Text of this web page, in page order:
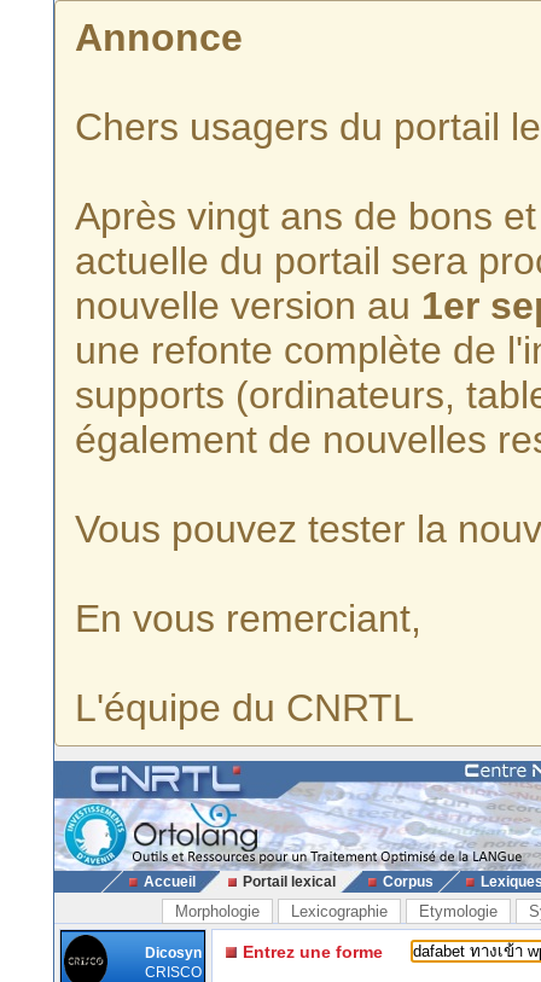
Annonce
Chers usagers du portail
Après vingt ans de bons
actuelle du portail sera
nouvelle version au 1er
une refonte complète de
supports (ordinateurs,
également de nouvelles
Vous pouvez tester la
En vous remerciant,
L'équipe du CNRTL
Accueil Portail lexical Corpus
Morphologie Lexicographie Etymologie
Dicosyn
CRISCO
Entrez une forme